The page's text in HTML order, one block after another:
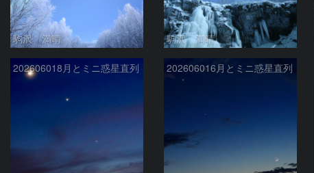
駒沢 満晴 駒沢 満晴
202606018月とミニ惑星直列 202606016月とミニ惑星直列